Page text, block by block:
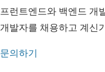
프런트엔드와 백엔드 개
개발자를 채용하고 계신
문의하기